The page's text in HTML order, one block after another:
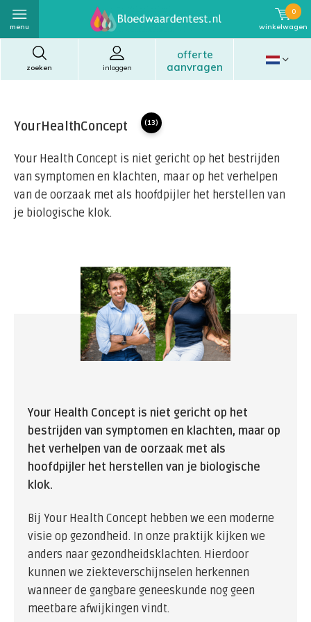
zoeken
offerte
aanvragen
inloggen
menu winkelwagen
0
YourHealthConcept (13)
Your Health Concept is niet gericht op het bestrijden
van symptomen en klachten, maar op het verhelpen
van de oorzaak met als hoofdpijler het herstellen van
je biologische klok.
Your Health Concept is niet gericht op het
bestrijden van symptomen en klachten, maar op
het verhelpen van de oorzaak met als
hoofdpijler het herstellen van je biologische
klok.
Bij Your Health Concept hebben we een moderne
visie op gezondheid. In onze praktijk kijken we
anders naar gezondheidsklachten. Hierdoor
kunnen we ziekteverschijnselen herkennen
wanneer de gangbare geneeskunde nog geen
meetbare afwijkingen vindt.